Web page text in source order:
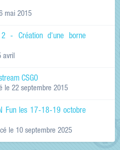
mai 2015
- Création d'une borne
avril
CSGO
le 22 septembre 2015
Fun les 17-18-19 octobre
le 10 septembre 2025